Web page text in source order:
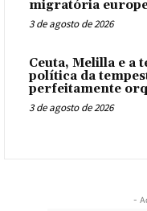
migratória
3 de agosto de 2026
Ceuta, Melilla e a
política da
perfeitamente
3 de agosto de 2026
-